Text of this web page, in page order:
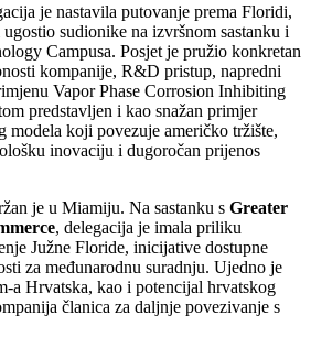
je nastavila putovanje prema Floridi,
ugostio sudionike na izvršnom sastanku i
Campusa. Posjet je pružio konkretan
kompanije, R&D pristup, napredni
Vapor Phase Corrosion Inhibiting
predstavljen i kao snažan primjer
modela koji povezuje američko tržište,
inovaciju i dugoročan prijenos
je u Miamiju. Na sastanku s Greater
, delegacija je imala priliku
Južne Floride, inicijative dostupne
za međunarodnu suradnju. Ujedno je
a Hrvatska, kao i potencijal hrvatskog
članica za daljnje povezivanje s